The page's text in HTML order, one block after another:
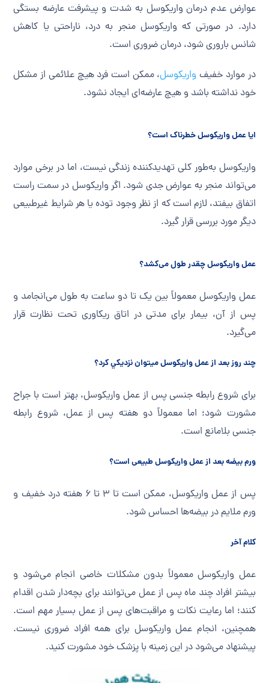
عوارض عدم درمان واریکوسل به شدت و پیشرفت عارضه بستگی
دارد. در صورتی که واریکوسل منجر به درد، ناراحتی یا کاهش
شانس باروری شود، درمان ضروری است.
در موارد خفیف واریکوسل، ممکن است فرد هیچ علائمی از مشکل
خود نداشته باشد و هیچ عارضه‌ای ایجاد نشود.
ایا عمل واریکوسل خطرناک است؟
واریکوسل به‌طور کلی تهدیدکننده زندگی نیست، اما در برخی موارد
می‌تواند منجر به عوارض جدی شود. اگر واریکوسل در سمت راست
اتفاق بیفتد، لازم است که از نظر وجود توده یا هر شرایط غیرطبیعی
دیگر مورد بررسی قرار گیرد.
عمل واریکوسل چقدر طول می‌کشد؟
عمل واریکوسل معمولاً بین یک تا دو ساعت به طول می‌انجامد و
پس از آن، بیمار برای مدتی در اتاق ریکاوری تحت نظارت قرار
می‌گیرد.
چند روز بعد از عمل واريكوسل ميتوان نزديكي كرد؟
برای شروع رابطه جنسی پس از عمل واریکوسل، بهتر است با جراح
مشورت شود؛ اما معمولاً دو هفته پس از عمل، شروع رابطه
جنسی بلامانع است.
ورم بیضه بعد از عمل واریکوسل طبیعی است؟
پس از عمل واریکوسل، ممکن است تا ۳ تا ۶ هفته درد خفیف و
ورم ملایم در بیضه‌ها احساس شود.
کلام آخر
عمل واریکوسل معمولاً بدون مشکلات خاصی انجام می‌شود و
بیشتر افراد چند ماه پس از عمل می‌توانند برای بچه‌دار شدن اقدام
کنند؛ اما رعایت نکات و مراقبت‌های پس از عمل بسیار مهم است.
همچنین، انجام عمل واریکوسل برای همه افراد ضروری نیست.
پیشنهاد می‌شود در این زمینه با پزشک خود مشورت کنید.